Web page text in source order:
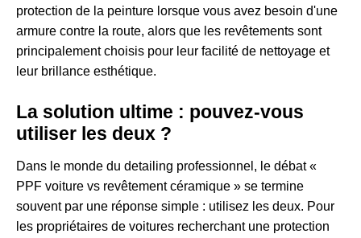
protection de la peinture lorsque vous avez besoin d'une
armure contre la route, alors que les revêtements sont
principalement choisis pour leur facilité de nettoyage et
leur brillance esthétique.
La solution ultime : pouvez-vous
utiliser les deux ?
Dans le monde du detailing professionnel, le débat «
PPF voiture vs revêtement céramique » se termine
souvent par une réponse simple : utilisez les deux. Pour
les propriétaires de voitures recherchant une protection